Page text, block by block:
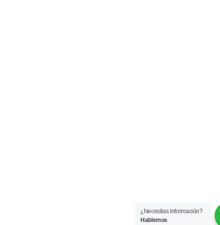
¿Necesitas Información?
Hablemos